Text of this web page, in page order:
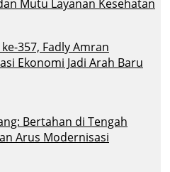
Mutu Layanan Kesehatan
357, Fadly Amran
Ekonomi Jadi Arah Baru
Bertahan di Tengah
Arus Modernisasi